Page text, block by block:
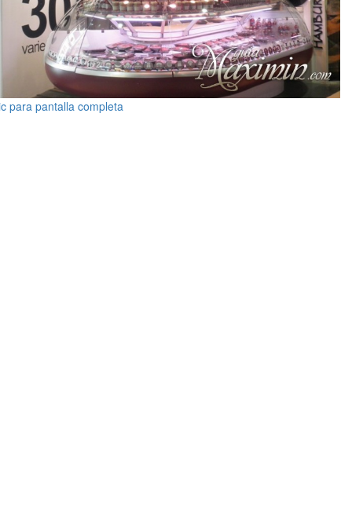
para pantalla completa